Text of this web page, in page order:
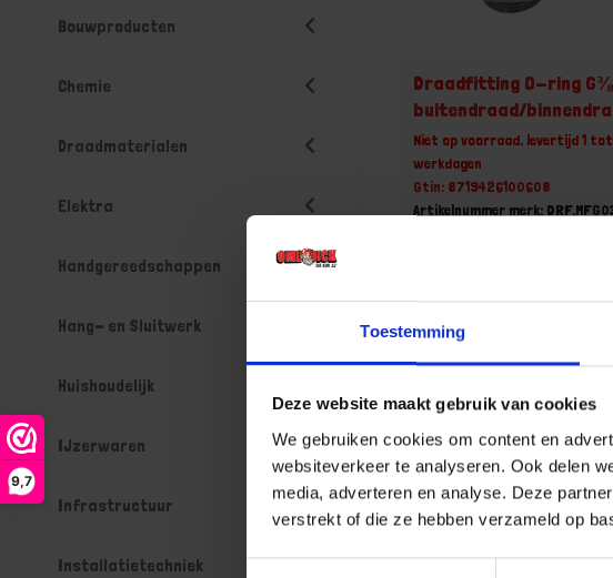
9,7
Toestemming
Deze website maakt gebruik van cookies
We gebruiken cookies om content en
websiteverkeer te analyseren. Ook delen
media, adverteren en analyse. Deze
verstrekt of die ze hebben verzameld op
Bouwproducten
Chemie
Draadmaterialen
Elektra
Handgereedschappen
Hang- en Sluitwerk
Huishoudelijk
IJzerwaren
Infrastructuur
Installatietechniek
Draadfitting O-ring
buitendraad/
Niet op voorraad, levertijd 1
werkdagen
Gtin: 8719426100608
Artikelnummer merk:
-
Stuk
Bestel nu!